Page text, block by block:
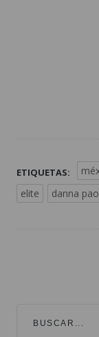
ETIQUETAS:
elite
danna